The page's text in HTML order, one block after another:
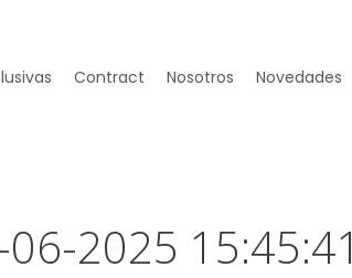
Contract Nosotros Novedades
2025 15:45:41